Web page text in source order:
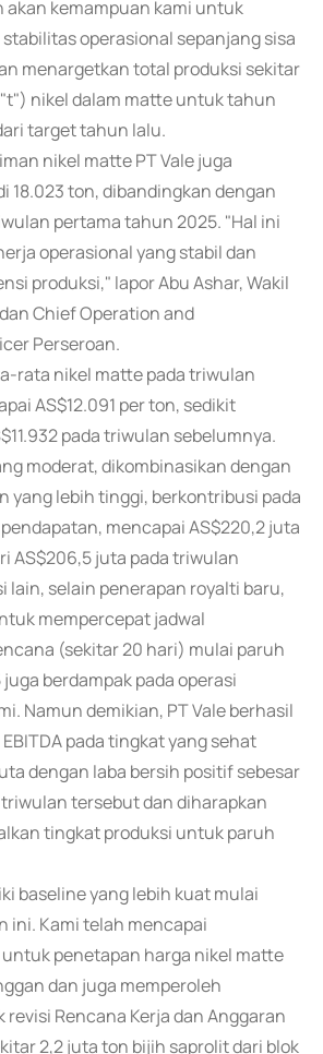
akan kemampuan kami untuk
operasional sepanjang sisa
menargetkan total produksi sekitar
nikel dalam matte untuk tahun
target tahun lalu.
nikel matte PT Vale juga
18.023 ton, dibandingkan dengan
pertama tahun 2025. "Hal ini
operasional yang stabil dan
produksi," lapor Abu Ashar, Wakil
Chief Operation and
Perseroan.
rata nikel matte pada triwulan
AS$12.091 per ton, sedikit
pada triwulan sebelumnya.
moderat, dikombinasikan dengan
yang lebih tinggi, berkontribusi pada
mencapai AS$220,2 juta
AS$206,5 juta pada triwulan
lain, selain penerapan royalti baru,
mempercepat jadwal
(sekitar 20 hari) mulai paruh
berdampak pada operasi
Namun demikian, PT Vale berhasil
pada tingkat yang sehat
dengan laba bersih positif sebesar
tersebut dan diharapkan
tingkat produksi untuk paruh
baseline yang lebih kuat mulai
ini. Kami telah mencapai
penetapan harga nikel matte
dan juga memperoleh
Rencana Kerja dan Anggaran
2,2 juta ton bijih saprolit dari blok